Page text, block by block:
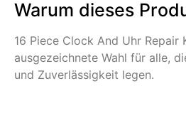
Warum dieses
16 Piece Clock And Uhr Repair
ausgezeichnete Wahl für alle,
und Zuverlässigkeit legen.